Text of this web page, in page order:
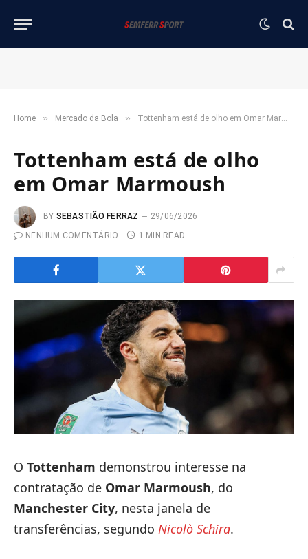
Home » Mercado da Bola » Tottenham está de olho em Omar Marmoush
Tottenham está de olho
em Omar Marmoush
BY SEBASTIÃO FERRAZ
29/06/2026
NENHUM COMENTÁRIO
1 MIN READ
O Tottenham demonstrou interesse na
contratação de Omar Marmoush, do
Manchester City, nesta janela de
transferências, segundo Nicolò Schira.